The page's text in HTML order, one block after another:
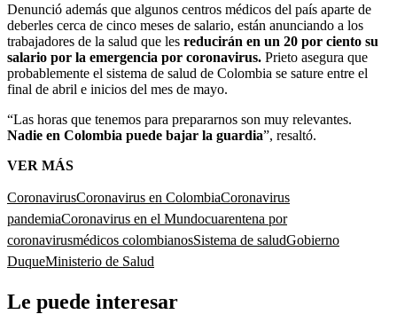
Denunció además que algunos centros médicos del país aparte de
deberles cerca de cinco meses de salario, están anunciando a los
trabajadores de la salud que les reducirán en un 20 por ciento su
salario por la emergencia por coronavirus. Prieto asegura que
probablemente el sistema de salud de Colombia se sature entre el
final de abril e inicios del mes de mayo.
“Las horas que tenemos para prepararnos son muy relevantes.
Nadie en Colombia puede bajar la guardia”, resaltó.
VER MÁS
CoronavirusCoronavirus en ColombiaCoronavirus
pandemiaCoronavirus en el Mundocuarentena por
coronavirusmédicos colombianosSistema de saludGobierno
DuqueMinisterio de Salud
Le puede interesar